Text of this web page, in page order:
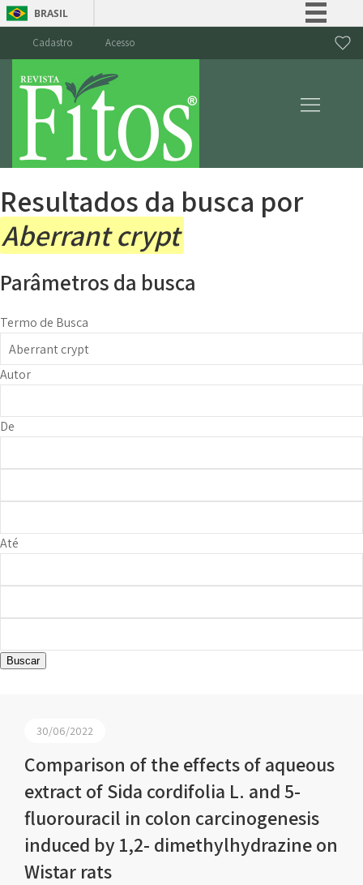
BRASIL
Canais
Cadastro Acesso
Resultados da busca por
Aberrant crypt
Parâmetros da busca
Termo de Busca
Autor
De
Até
Buscar
30/06/2022
Comparison of the effects of aqueous
extract of Sida cordifolia L. and 5-
fluorouracil in colon carcinogenesis
induced by 1,2- dimethylhydrazine on
Wistar rats